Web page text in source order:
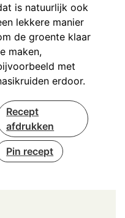
is natuurlijk ook
lekkere manier
de groente klaar
maken,
met
erdoor.
Recept
afdrukken
Pin recept